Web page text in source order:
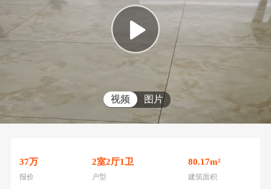
视频 图片
37万
报价
2室2厅1 卫
户型
80.17m²
建筑面积